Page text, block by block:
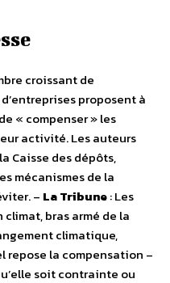
croissant de
proposent à
« compenser » les
activité. Les auteurs
Caisse des dépôts,
mécanismes de la
– La Tribune: Les
bras armé de la
climatique,
repose la compensation –
soit contrainte ou